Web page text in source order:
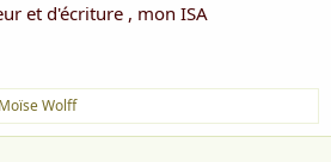
et d'écriture , mon ISA
Moïse Wolff